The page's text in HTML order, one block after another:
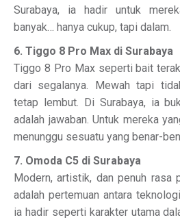
Surabaya, ia hadir untuk
banyak… hanya cukup, tapi dalam.
6. Tiggo 8 Pro Max di Surabaya
Tiggo 8 Pro Max seperti bait
dari segalanya. Mewah tapi
tetap lembut. Di Surabaya, ia
adalah jawaban. Untuk mereka
menunggu sesuatu yang benar-
7. Omoda C5 di Surabaya
Modern, artistik, dan penuh rasa
adalah pertemuan antara
ia hadir seperti karakter utama